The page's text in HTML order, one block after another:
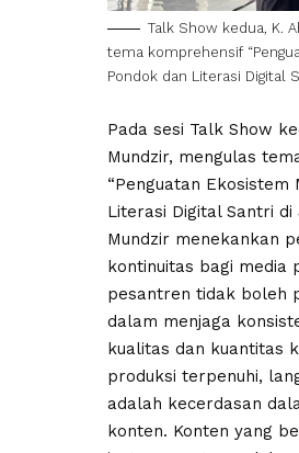
Talk Show kedua, K.
tema komprehensif
Pondok dan Literasi Digital
Pada sesi Talk Show
Mundzir, mengulas
“Penguatan Ekosistem
Literasi Digital Santri di
Mundzir menekankan
kontinuitas bagi media
pesantren tidak boleh
dalam menjaga
kualitas dan kuantitas
produksi terpenuhi,
adalah kecerdasan
konten. Konten yang